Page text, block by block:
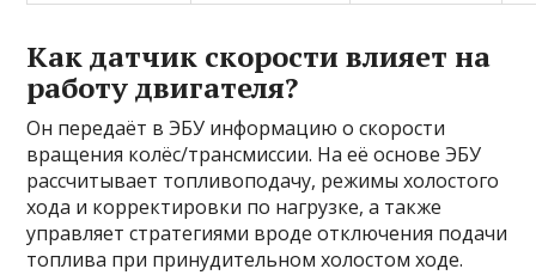
Как датчик скорости влияет на
работу двигателя?
Он передаёт в ЭБУ информацию о скорости
вращения колёс/трансмиссии. На её основе ЭБУ
рассчитывает топливоподачу, режимы холостого
хода и корректировки по нагрузке, а также
управляет стратегиями вроде отключения подачи
топлива при принудительном холостом ходе.